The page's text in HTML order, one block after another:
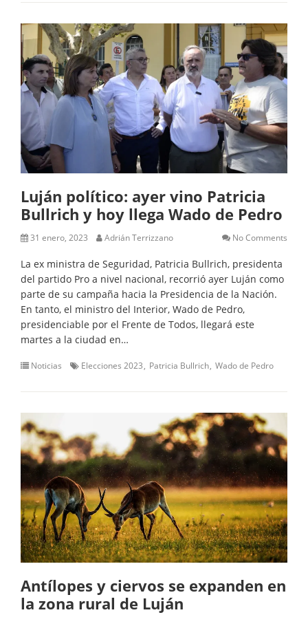
Luján político: ayer vino Patricia
Bullrich y hoy llega Wado de Pedro
31 enero, 2023 Adrián Terrizzano No Comments
La ex ministra de Seguridad, Patricia Bullrich, presidenta
del partido Pro a nivel nacional, recorrió ayer Luján como
parte de su campaña hacia la Presidencia de la Nación.
En tanto, el ministro del Interior, Wado de Pedro,
presidenciable por el Frente de Todos, llegará este
martes a la ciudad en…
Noticias Elecciones 2023 Patricia Bullrich Wado de Pedro
Antílopes y ciervos se expanden en
la zona rural de Luján